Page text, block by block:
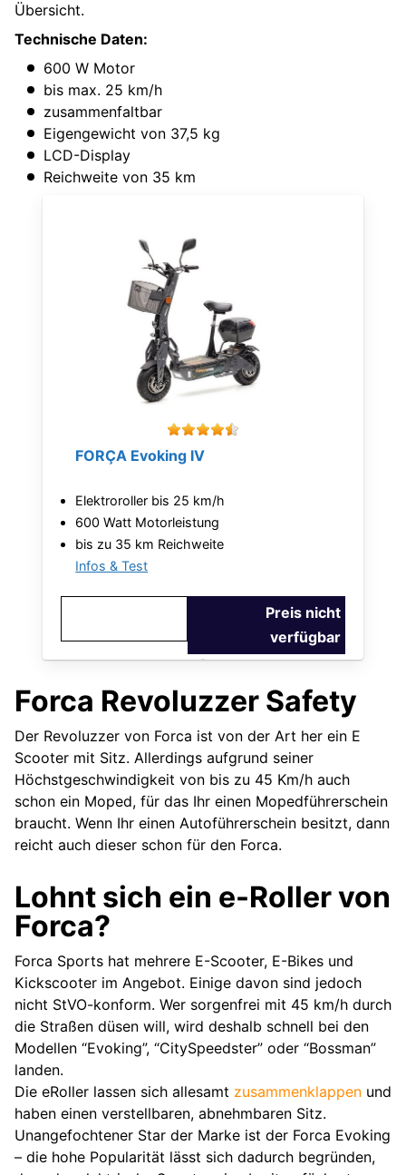
Übersicht.
Technische Daten:
600 W Motor
bis max. 25 km/h
zusammenfaltbar
Eigengewicht von 37,5 kg
LCD-Display
Reichweite von 35 km
FORÇA Evoking IV
Elektroroller bis 25 km/h
600 Watt Motorleistung
bis zu 35 km Reichweite
Infos & Test
Preis nicht
verfügbar
Forca Revoluzzer Safety
Der Revoluzzer von Forca ist von der Art her ein E
Scooter mit Sitz. Allerdings aufgrund seiner
Höchstgeschwindigkeit von bis zu 45 Km/h auch
schon ein Moped, für das Ihr einen Mopedführerschein
braucht. Wenn Ihr einen Autoführerschein besitzt, dann
reicht auch dieser schon für den Forca.
Lohnt sich ein e-Roller von
Forca?
Forca Sports hat mehrere E-Scooter, E-Bikes und
Kickscooter im Angebot. Einige davon sind jedoch
nicht StVO-konform. Wer sorgenfrei mit 45 km/h durch
die Straßen düsen will, wird deshalb schnell bei den
Modellen “Evoking”, “CitySpeedster” oder “Bossman”
landen.
Die eRoller lassen sich allesamt zusammenklappen und
haben einen verstellbaren, abnehmbaren Sitz.
Unangefochtener Star der Marke ist der Forca Evoking
– die hohe Popularität lässt sich dadurch begründen,